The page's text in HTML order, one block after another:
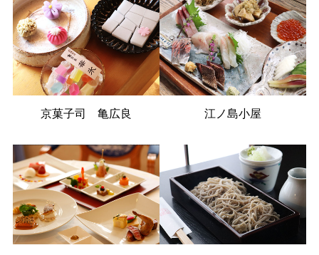
京菓子司 亀広良 江ノ島小屋